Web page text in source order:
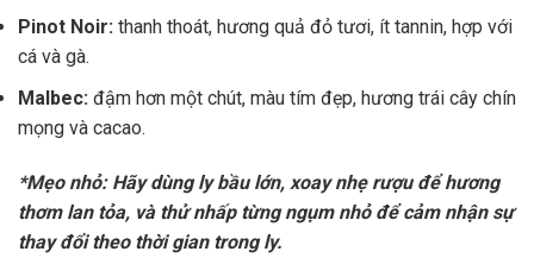
Pinot Noir: thanh thoát, hương quả đỏ tươi, ít tannin, hợp với
cá và gà.
Malbec: đậm hơn một chút, màu tím đẹp, hương trái cây chín
mọng và cacao.
*Mẹo nhỏ: Hãy dùng ly bầu lớn, xoay nhẹ rượu để hương
thơm lan tỏa, và thử nhấp từng ngụm nhỏ để cảm nhận sự
thay đổi theo thời gian trong ly.